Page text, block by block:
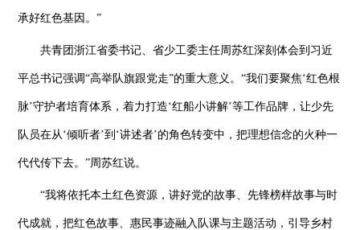
承好红色基因。”
共青团浙江省委书记、省少工委主任周苏红深刻体会到习近
平总书记强调“高举队旗跟党走”的重大意义。“我们要聚焦‘红色根
脉’守护者培育体系，着力打造‘红船小讲解’等工作品牌，让少先
队员在从‘倾听者’到‘讲述者’的角色转变中，把理想信念的火种一
代代传下去。”周苏红说。
“我将依托本土红色资源，讲好党的故事、先锋榜样故事与时
代成就，把红色故事、惠民事迹融入队课与主题活动，引导乡村